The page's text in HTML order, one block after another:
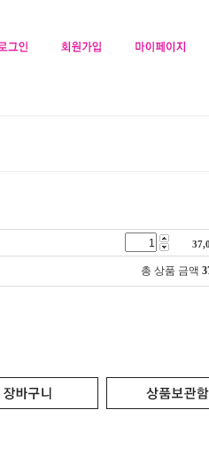
총 상품 금액